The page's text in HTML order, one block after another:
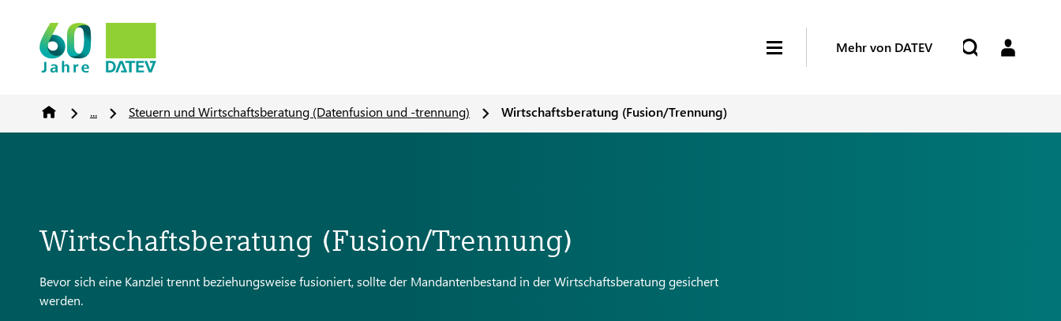
Mehr von DATEV
... Steuern und Wirtschaftsberatung (Datenfusion und -trennung) Wirtschaftsberatung (Fusion/Trennung)
Wirtschaftsberatung (Fusion/Trennung)
Bevor sich eine Kanzlei trennt beziehungsweise fusioniert, sollte der Mandantenbestand in der Wirtschaftsberatung gesichert
werden.